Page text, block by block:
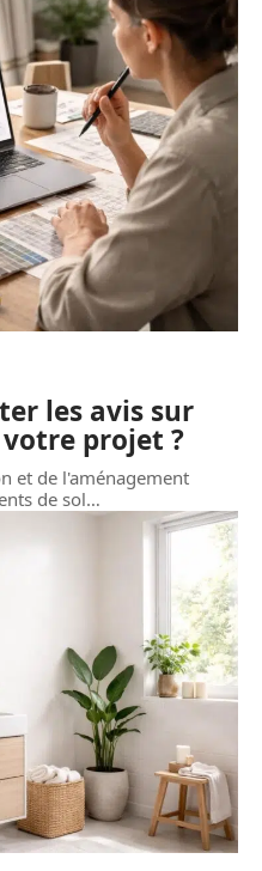
les avis sur
projet ?
et de l'aménagement
de sol…